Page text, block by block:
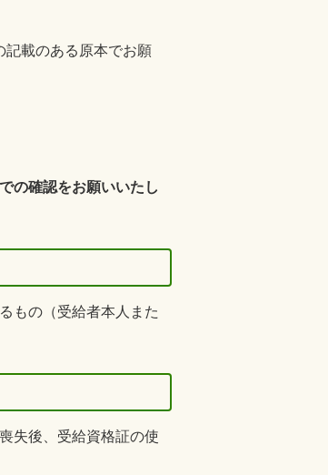
記載のある原本でお願
の確認をお願いいたし
もの（受給者本人また
失後、受給資格証の使